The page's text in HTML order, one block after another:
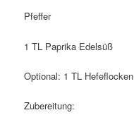
Pfeffer
1 TL Paprika Edelsüß
Optional: 1 TL Hefeflocken
Zubereitung: